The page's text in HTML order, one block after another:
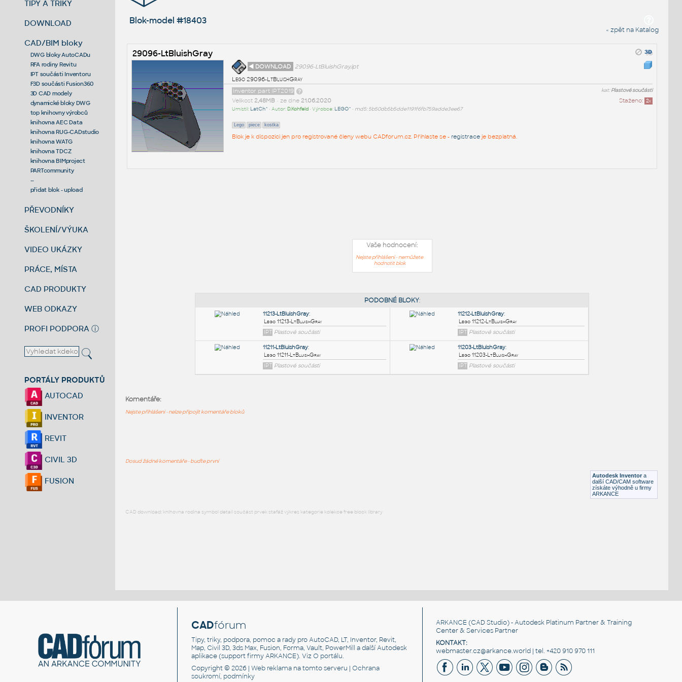
TIPY A TRIKY
DOWNLOAD
CAD/BIM bloky
DWG bloky AutoCADu
RFA rodiny Revitu
IPT součásti Inventoru
F3D součásti Fusion360
3D CAD modely
dynamické bloky DWG
top knihovny výrobců
knihovna AEC Data
knihovna RUG-CADstudio
knihovna WATG
knihovna TDCZ
knihovna BIMproject
PARTcommunity
--
přidat blok - upload
PŘEVODNÍKY
ŠKOLENÍ/VÝUKA
VIDEO UKÁZKY
PRÁCE, MÍSTA
CAD PRODUKTY
WEB ODKAZY
PROFI PODPORA ⓘ
PORTÁLY PRODUKTŮ
AUTOCAD
INVENTOR
REVIT
CIVIL 3D
FUSION
Blok-model #18403
« zpět na Katalog
29096-LtBluishGray
◄ DOWNLOAD
29096-LtBluishGray.ipt
Lego 29096-LtBluishGray
kat:Plastové součásti
Inventor part IPT2019
Staženo: 2x
Velikost 2,48MB• ze dne 21.06.2020
Umístil: LatCh^ • Autor: D.Kohfeld• Výrobce: LEGO^ • md5: 5b50db5b5dde1191f6fb759adde3ee67
Lego piece kostka
Blok je k dispozici jen pro registrované členy webu CADforum.cz. Přihlaste se - registraceje bezplatná.
Vaše hodnocení:
Nejste přihlášeni - nemůžete
hodnotit blok
Plastové součásti
Autodesk Inventor a
další CAD/CAM software
získáte výhodně u firmy
ARKANCE
Komentáře:
Nejste přihlášeni - nelze připojit komentáře bloků
Dosud žádné komentáře - buďte první
CAD download: knihovna rodina symbol detail součást prvek stafáž výkres kategorie kolekce free block library
CADfórum
Tipy, triky, podpora, pomoc a rady pro AutoCAD, LT, Inventor, Revit,
Map, Civil 3D, 3ds Max, Fusion, Forma, Vault, PowerMill a další Autodesk
aplikace (support firmy ARKANCE). VizO portálu.
Copyright © 2026 |Web reklama na tomto serveru |Ochrana
soukromí, podmínky
ARKANCE (CAD Studio) - Autodesk Platinum Partner & Training
Center & Services Partner
KONTAKT:
webmaster.cz@arkance.world | tel. +420 910 970 111